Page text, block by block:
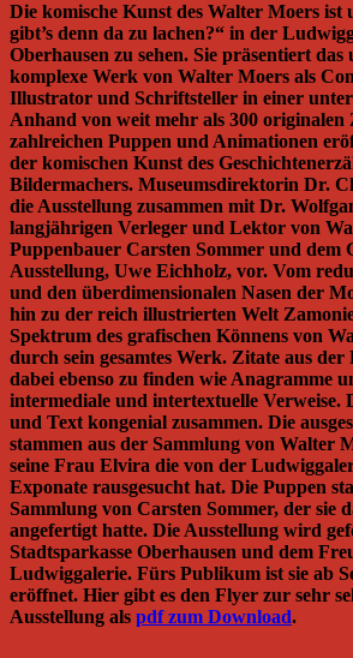
Die komische Kunst des Walter Moers ist
gibt’s denn da zu lachen?“ in der
Oberhausen zu sehen. Sie präsentiert das
komplexe Werk von Walter Moers als
Illustrator und Schriftsteller in einer
Anhand von weit mehr als 300 originalen
zahlreichen Puppen und Animationen
der komischen Kunst des
Bildermachers. Museumsdirektorin Dr.
die Ausstellung zusammen mit Dr.
langjährigen Verleger und Lektor von
Puppenbauer Carsten Sommer und dem
Ausstellung, Uwe Eichholz, vor. Vom
und den überdimensionalen Nasen der
hin zu der reich illustrierten Welt
Spektrum des grafischen Könnens von
durch sein gesamtes Werk. Zitate aus der
dabei ebenso zu finden wie Anagramme
intermediale und intertextuelle Verweise.
und Text kongenial zusammen. Die
stammen aus der Sammlung von Walter
seine Frau Elvira die von der
Exponate rausgesucht hat. Die Puppen
Sammlung von Carsten Sommer, der sie
angefertigt hatte. Die Ausstellung wird
Stadtsparkasse Oberhausen und dem
Ludwiggalerie. Fürs Publikum ist sie ab
eröffnet. Hier gibt es den Flyer zur sehr
Ausstellung als pdf zum Download.